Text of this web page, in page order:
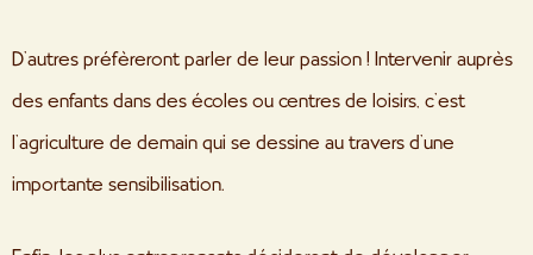
D’autres préfèreront parler de leur passion ! Intervenir auprès
des enfants dans des écoles ou centres de loisirs, c’est
l’agriculture de demain qui se dessine au travers d’une
importante sensibilisation.